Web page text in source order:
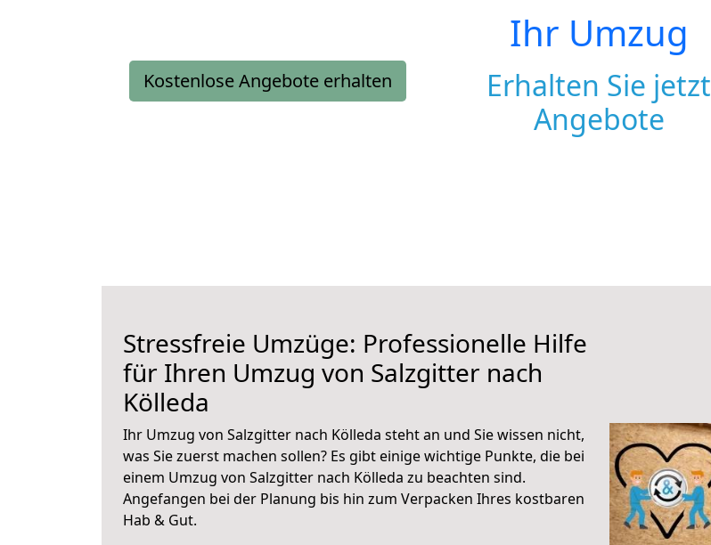
Kostenlose Angebote erhalten
Ihr Umzug
Erhalten Sie jetzt
Angebote
Stressfreie Umzüge: Professionelle Hilfe
für Ihren Umzug von Salzgitter nach
Kölleda
Ihr Umzug von Salzgitter nach Kölleda steht an und Sie wissen nicht,
was Sie zuerst machen sollen? Es gibt einige wichtige Punkte, die bei
einem Umzug von Salzgitter nach Kölleda zu beachten sind.
Angefangen bei der Planung bis hin zum Verpacken Ihres kostbaren
Hab & Gut.